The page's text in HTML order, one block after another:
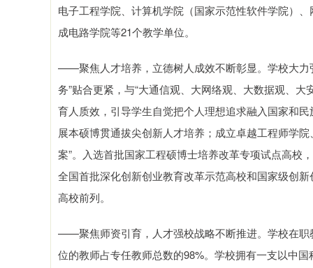
电子工程学院、计算机学院（国家示范性软件学院）
成电路学院等21个教学单位。
——聚焦人才培养，立德树人成效不断彰显。学校大力
务”贴合更紧，与“大通信观、大网络观、大数据观、
育人质效，引导学生自觉把个人理想追求融入国家和
展本硕博贯通拔尖创新人才培养；成立卓越工程师学
案”。入选首批国家工程硕博士培养改革专项试点高校
全国首批深化创新创业教育改革示范高校和国家级创
高校前列。
——聚焦师资引育，人才强校战略不断推进。学校在职
位的教师占专任教师总数的98%。学校拥有一支以中